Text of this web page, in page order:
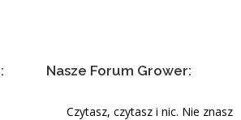
Nasze Forum Grower:
Czytasz, czytasz i nic. Nie znasz